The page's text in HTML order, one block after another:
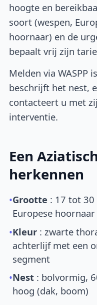
hoogte en
soort (wespen,
hoornaar) en de
bepaalt vrij zijn
Melden via WASPP
beschrijft het nest,
contacteert u met
interventie.
Een
herkennen
•Grootte : 17 tot
Europese hoornaar
•Kleur : zwarte
achterlijf met een
segment
•Nest : bolvormig,
hoog (dak, boom)